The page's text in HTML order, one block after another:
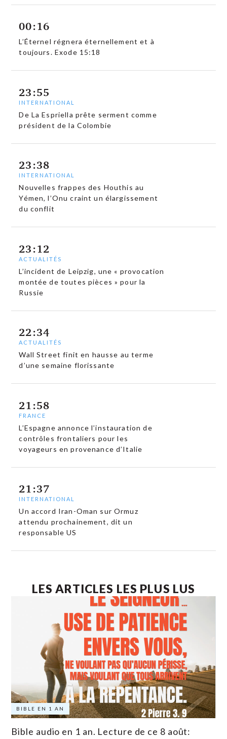
00:16
L’Éternel régnera éternellement et à
toujours. Exode 15:18
23:55
INTERNATIONAL
De La Espriella prête serment comme
président de la Colombie
23:38
INTERNATIONAL
Nouvelles frappes des Houthis au
Yémen, l’Onu craint un élargissement
du conflit
23:12
ACTUALITÉS
L’incident de Leipzig, une « provocation
montée de toutes pièces » pour la
Russie
22:34
ACTUALITÉS
Wall Street finit en hausse au terme
d’une semaine florissante
21:58
FRANCE
L’Espagne annonce l’instauration de
contrôles frontaliers pour les
voyageurs en provenance d’Italie
21:37
INTERNATIONAL
Un accord Iran-Oman sur Ormuz
attendu prochainement, dit un
responsable US
LES ARTICLES LES PLUS LUS
BIBLE EN 1 AN
Bible audio en 1 an. Lecture de ce 8 août: